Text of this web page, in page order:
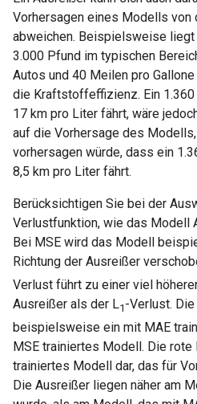
Vorhersagen eines Modells von
abweichen. Beispielsweise liegt
3.000 Pfund im typischen
Autos und 40 Meilen pro
die Kraftstoffeffizienz. Ein
17 km pro Liter fährt, wäre
auf die Vorhersage des
vorhersagen würde, dass ein
8,5 km pro Liter fährt.
Berücksichtigen Sie bei der
Verlustfunktion, wie das Modell
Bei MSE wird das Modell
Richtung der Ausreißer
Verlust führt zu einer viel
Ausreißer als der L1 -Verlust.
beispielsweise ein mit MAE
MSE trainiertes Modell. Die
trainiertes Modell dar, das für
Die Ausreißer liegen näher am